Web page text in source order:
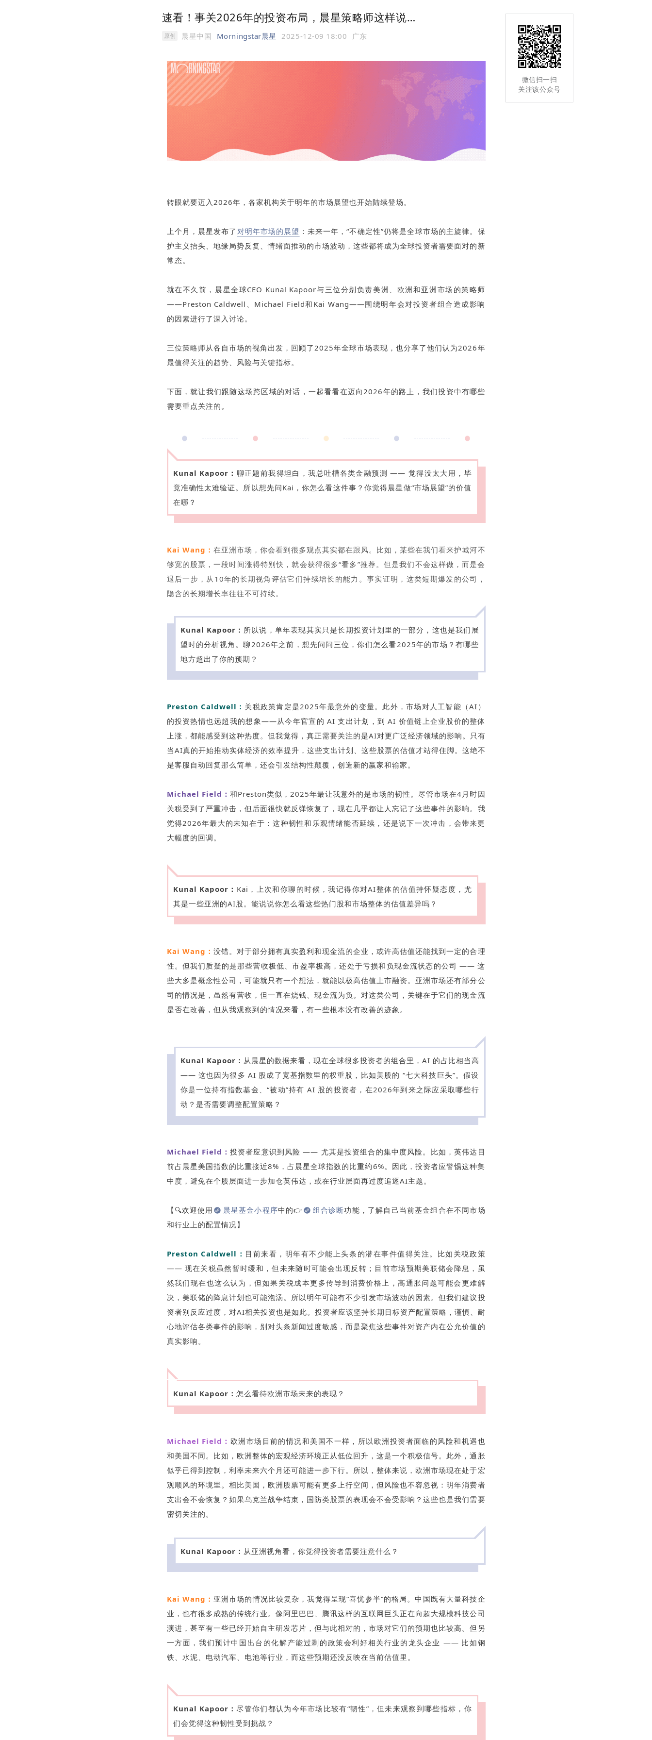
速看！事关2026年的投资布局，晨星策略师这样说…
原创 晨星中国 Morningstar晨星 2025-12-09 18:00 广东
转眼就要迈入2026年，各家机构关于明年的市场展望也开始陆续登场。
上个月，晨星发布了 对明年市场的展望 ：未来一年，“不确定性”仍将是全球市场的主旋律。保
护主义抬头、地缘局势反复、情绪面推动的市场波动，这些都将成为全球投资者需要面对的新
常态。
就在不久前，晨星全球CEO Kunal Kapoor与三位分别负责美洲、欧洲和亚洲市场的策略师
——Preston Caldwell、Michael Field和Kai Wang——围绕明年会对投资者组合造成影响
的因素进行了深入讨论。
三位策略师从各自市场的视角出发，回顾了2025年全球市场表现，也分享了他们认为2026年
最值得关注的趋势、风险与关键指标。
下面，就让我们跟随这场跨区域的对话，一起看看在迈向2026年的路上，我们投资中有哪些
需要重点关注的。
Kunal Kapoor： 聊正题前我得坦白，我总吐槽各类金融预测 —— 觉得没太大用，毕
竟准确性太难验证。所以想先问Kai，你怎么看这件事？你觉得晨星做“市场展望”的价值
在哪？
Kai Wang： 在亚洲市场，你会看到很多观点其实都在跟风。比如，某些在我们看来护城河不
够宽的股票，一段时间涨得特别快，就会获得很多“看多”推荐。但是我们不会这样做，而是会
退后一步，从10年的长期视角评估它们持续增长的能力。事实证明，这类短期爆发的公司，
隐含的长期增长率往往不可持续。
Kunal Kapoor： 所以说，单年表现其实只是长期投资计划里的一部分，这也是我们展
望时的分析视角。聊2026年之前，想先问问三位，你们怎么看2025年的市场？有哪些
地方超出了你的预期？
Preston Caldwell： 关税政策肯定是2025年最意外的变量。此外，市场对人工智能（AI）
的投资热情也远超我的想象——从今年官宣的 AI 支出计划，到 AI 价值链上企业股价的整体
上涨，都能感受到这种热度。但我觉得，真正需要关注的是AI对更广泛经济领域的影响。只有
当AI真的开始推动实体经济的效率提升，这些支出计划、这些股票的估值才站得住脚。这绝不
是客服自动回复那么简单，还会引发结构性颠覆，创造新的赢家和输家。
Michael Field： 和Preston类似，2025年最让我意外的是市场的韧性。尽管市场在4月时因
关税受到了严重冲击，但后面很快就反弹恢复了，现在几乎都让人忘记了这些事件的影响。我
觉得2026年最大的未知在于：这种韧性和乐观情绪能否延续，还是说下一次冲击，会带来更
大幅度的回调。
Kunal Kapoor： Kai，上次和你聊的时候，我记得你对AI整体的估值持怀疑态度 ，尤
其是一些亚洲的AI股。能说说你怎么看这些热门股和市场整体的估值差异吗？
Kai Wang： 没错。对于部分拥有真实盈利和现金流的企业，或许高估值还能找到一定的合理
性。但我们质疑的是那些营收极低、市盈率极高，还处于亏损和负现金流状态的公司 —— 这
些大多是概念性公司，可能就只有一个想法，就能以极高估值上市融资。亚洲市场还有部分公
司的情况是，虽然有营收，但一直在烧钱、现金流为负。对这类公司，关键在于它们的现金流
是否在改善，但从我观察到的情况来看，有一些根本没有改善的迹象。
Kunal Kapoor： 从晨星的数据来看，现在全球很多投资者的组合里，AI 的占比相当高
—— 这也因为很多 AI 股成了宽基指数里的权重股，比如美股的 “七大科技巨头”。假设
你是一位持有指数基金、“被动”持有 AI 股的投资者，在2026年到来之际应采取哪些行
动？是否需要调整配置策略？
Michael Field： 投资者应意识到风险 —— 尤其是投资组合的集中度风险。比如，英伟达目
前占晨星美国指数的比重接近8%，占晨星全球指数的比重约6%。因此，投资者应警惕这种集
中度，避免在个股层面进一步加仓英伟达，或在行业层面再过度追逐AI主题。
【🔍欢迎使用 晨星基金小程序中的👉 组合诊断功能，了解自己当前基金组合在不同市场
和行业上的配置情况】
Preston Caldwell： 目前来看，明年有不少能上头条的潜在事件值得关注。比如关税政策
—— 现在关税虽然暂时缓和，但未来随时可能会出现反转；目前市场预期美联储会降息，虽
然我们现在也这么认为，但如果关税成本更多传导到消费价格上，高通胀问题可能会更难解
决，美联储的降息计划也可能泡汤。所以明年可能有不少引发市场波动的因素。但我们建议投
资者别反应过度，对AI相关投资也是如此。投资者应该坚持长期目标资产配置策略，谨慎、耐
心地评估各类事件的影响，别对头条新闻过度敏感，而是聚焦这些事件对资产内在公允价值的
真实影响。
Kunal Kapoor： 怎么看待欧洲市场未来的表现？
Michael Field： 欧洲市场目前的情况和美国不一样，所以欧洲投资者面临的风险和机遇也
和美国不同。比如，欧洲整体的宏观经济环境正从低位回升，这是一个积极信号。此外，通胀
似乎已得到控制，利率未来六个月还可能进一步下行。所以，整体来说，欧洲市场现在处于宏
观顺风的环境里。相比美国，欧洲股票可能有更多上行空间，但风险也不容忽视：明年消费者
支出会不会恢复？如果乌克兰战争结束，国防类股票的表现会不会受影响？这些也是我们需要
密切关注的。
Kunal Kapoor： 从亚洲视角看，你觉得投资者需要注意什么？
Kai Wang： 亚洲市场的情况比较复杂，我觉得呈现“喜忧参半”的格局。中国既有大量科技企
业，也有很多成熟的传统行业。像阿里巴巴、腾讯这样的互联网巨头正在向超大规模科技公司
演进，甚至有一些已经开始自主研发芯片，但与此相对的，市场对它们的预期也比较高。但另
一方面，我们预计中国出台的化解产能过剩的政策会利好相关行业的龙头企业 —— 比如钢
铁、水泥、电动汽车、电池等行业，而这些预期还没反映在当前估值里。
Kunal Kapoor： 尽管你们都认为今年市场比较有“韧性”，但未来观察到哪些指标，你
们会觉得这种韧性受到挑战？
微信扫一扫
关注该公众号